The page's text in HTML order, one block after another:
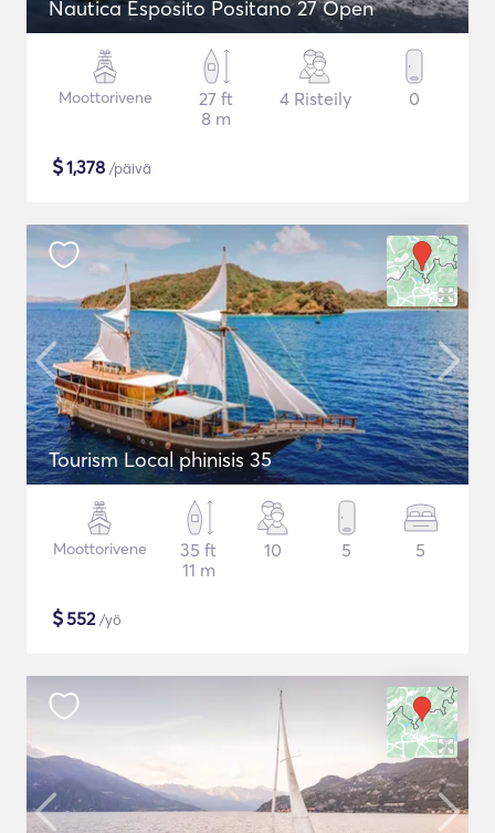
Nautica Esposito Positano 27 Open
Moottorivene
27 ft
8 m
4 Risteily 0
$1,378 /päivä
Tourism Local phinisis 35
Moottorivene
35 ft
11 m
10 5 5
$552/yö